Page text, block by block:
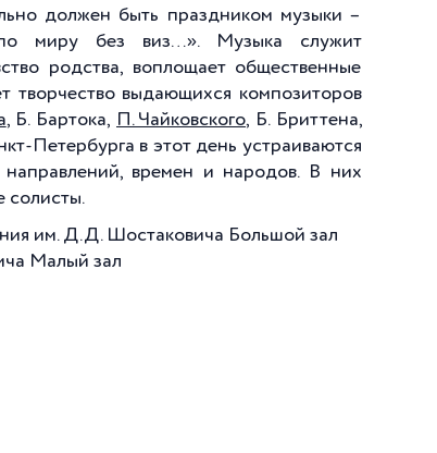
должен быть праздником музыки –
по миру без виз…». Музыка служит
родства, воплощает общественные
творчество выдающихся композиторов
, Б. Бартока, П. Чайковского, Б. Бриттена,
Петербурга в этот день устраиваются
направлений, времен и народов. В них
солисты.
им. Д.Д. Шостаковича Большой зал
Малый зал